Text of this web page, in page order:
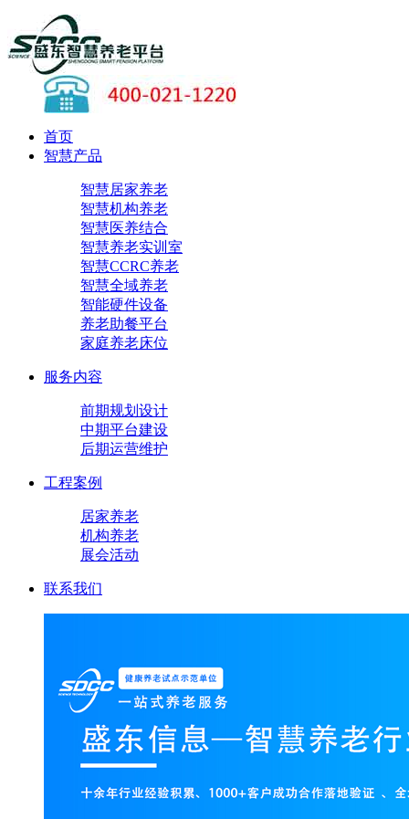
首页
智慧产品
智慧居家养老
智慧机构养老
智慧医养结合
智慧养老实训室
智慧CCRC养老
智慧全域养老
智能硬件设备
养老助餐平台
家庭养老床位
服务内容
前期规划设计
中期平台建设
后期运营维护
工程案例
居家养老
机构养老
展会活动
联系我们